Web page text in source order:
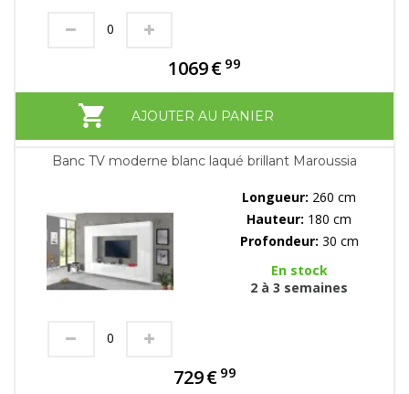
1069€ 99
AJOUTER AU PANIER
Banc TV moderne blanc laqué brillant Maroussia
Longueur: 260 cm
Hauteur: 180 cm
Profondeur: 30 cm
En stock
2 à 3 semaines
729€ 99